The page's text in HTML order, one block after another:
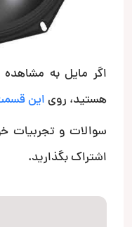
اگر مایل به
هستید، رویاین
سوالات و تجربیات
اشتراک بگذارید.